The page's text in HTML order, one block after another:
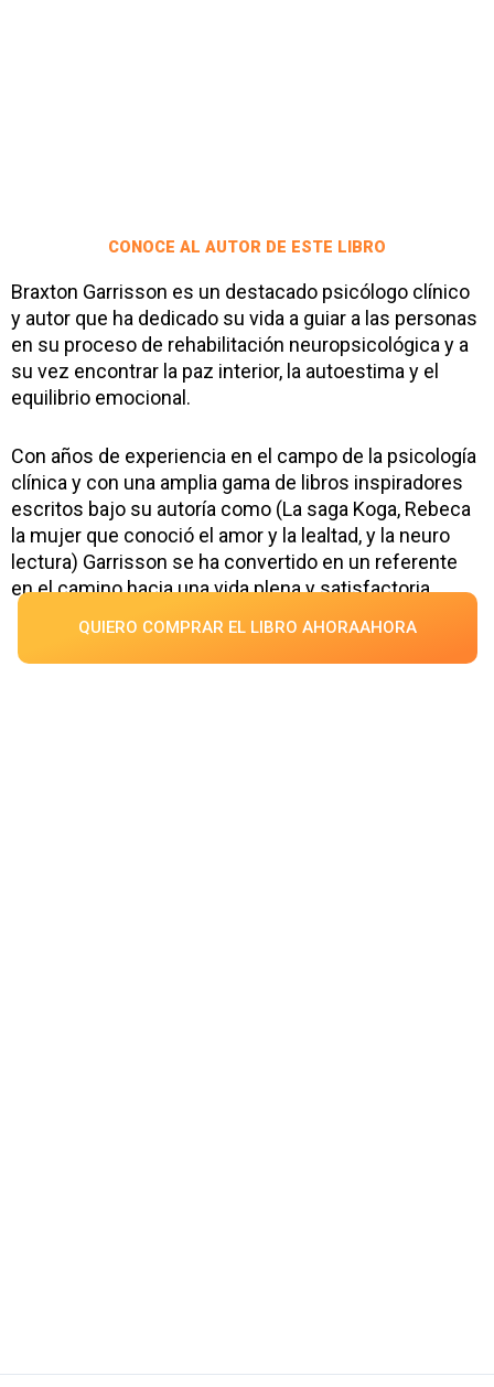
CONOCE AL AUTOR DE ESTE LIBRO
Braxton Garrisson es un destacado psicólogo clínico
y autor que ha dedicado su vida a guiar a las personas
en su proceso de rehabilitación neuropsicológica y a
su vez encontrar la paz interior, la autoestima y el
equilibrio emocional.
Con años de experiencia en el campo de la psicología
clínica y con una amplia gama de libros inspiradores
escritos bajo su autoría como (La saga Koga, Rebeca
la mujer que conoció el amor y la lealtad, y la neuro
lectura) Garrisson se ha convertido en un referente
en el camino hacia una vida plena y satisfactoria.
QUIERO COMPRAR EL LIBRO AHORAAHORA